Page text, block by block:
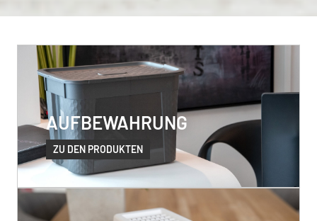
AUFBEWAHRUNG
ZU DEN PRODUKTEN